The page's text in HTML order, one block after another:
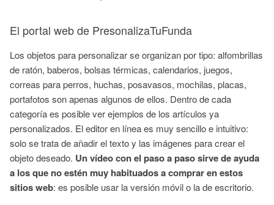
El portal web de PresonalizaTuFunda
Los objetos para personalizar se organizan por tipo: alfombrillas
de ratón, baberos, bolsas térmicas, calendarios, juegos,
correas para perros, huchas, posavasos, mochilas, placas,
portafotos son apenas algunos de ellos. Dentro de cada
categoría es posible ver ejemplos de los artículos ya
personalizados. El editor en línea es muy sencillo e intuitivo:
solo se trata de añadir el texto y las imágenes para crear el
objeto deseado. Un vídeo con el paso a paso sirve de ayuda
a los que no estén muy habituados a comprar en estos
sitios web: es posible usar la versión móvil o la de escritorio.